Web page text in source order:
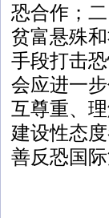
恐合作；
贫富悬殊
手段打击
会应进一
互尊重、
建设性态
善反恐国际